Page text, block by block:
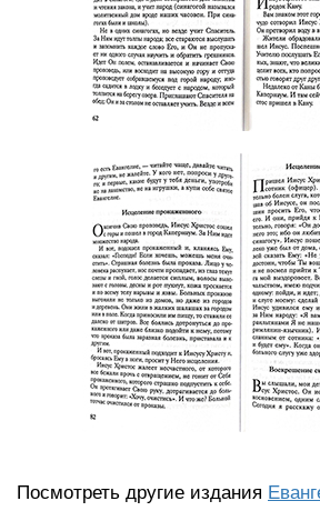
Посмотреть другие издания